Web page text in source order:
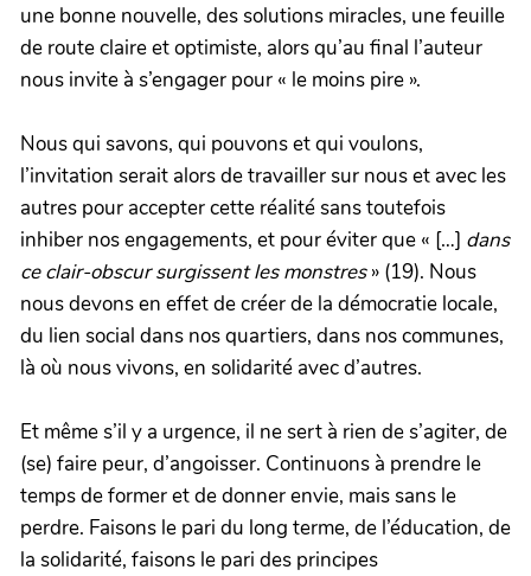
une bonne nouvelle, des solutions miracles, une feuille
de route claire et optimiste, alors qu’au final l’auteur
nous invite à s’engager pour « le moins pire ».
Nous qui savons, qui pouvons et qui voulons,
l’invitation serait alors de travailler sur nous et avec les
autres pour accepter cette réalité sans toutefois
inhiber nos engagements, et pour éviter que « […] dans
ce clair-obscur surgissent les monstres» (19). Nous
nous devons en effet de créer de la démocratie locale,
du lien social dans nos quartiers, dans nos communes,
là où nous vivons, en solidarité avec d’autres.
Et même s’il y a urgence, il ne sert à rien de s’agiter, de
(se) faire peur, d’angoisser. Continuons à prendre le
temps de former et de donner envie, mais sans le
perdre. Faisons le pari du long terme, de l’éducation, de
la solidarité, faisons le pari des principes